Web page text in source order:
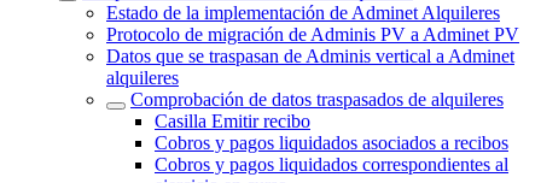
Estado de la implementación de Adminet Alquileres
Protocolo de migración de Adminis PV a Adminet PV
Datos que se traspasan de Adminis vertical a Adminet
alquileres
Comprobación de datos traspasados de alquileres
Casilla Emitir recibo
Cobros y pagos liquidados asociados a recibos
Cobros y pagos liquidados correspondientes al